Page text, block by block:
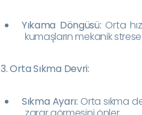
Yıkama Döngüsü: Orta
kumaşların mekanik
3. Orta Sıkma Devri:
Sıkma Ayarı: Orta sıkma